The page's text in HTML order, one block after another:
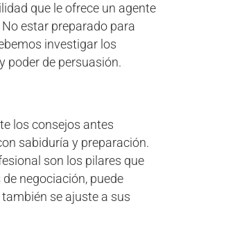
que le ofrece un agente
estar preparado para
investigar los
poder de persuasión.
los consejos antes
sabiduría y preparación.
son los pilares que
negociación, puede
se ajuste a sus